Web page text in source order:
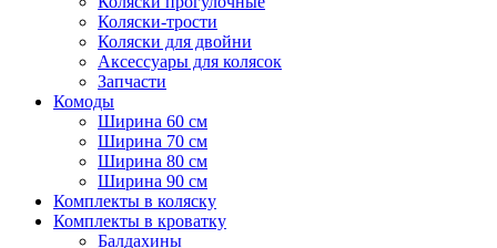
Коляски-трости
Коляски для двойни
Аксессуары для колясок
Запчасти
Комоды
Ширина 60 см
Ширина 70 см
Ширина 80 см
Ширина 90 см
Комплекты в коляску
Комплекты в кроватку
Балдахины